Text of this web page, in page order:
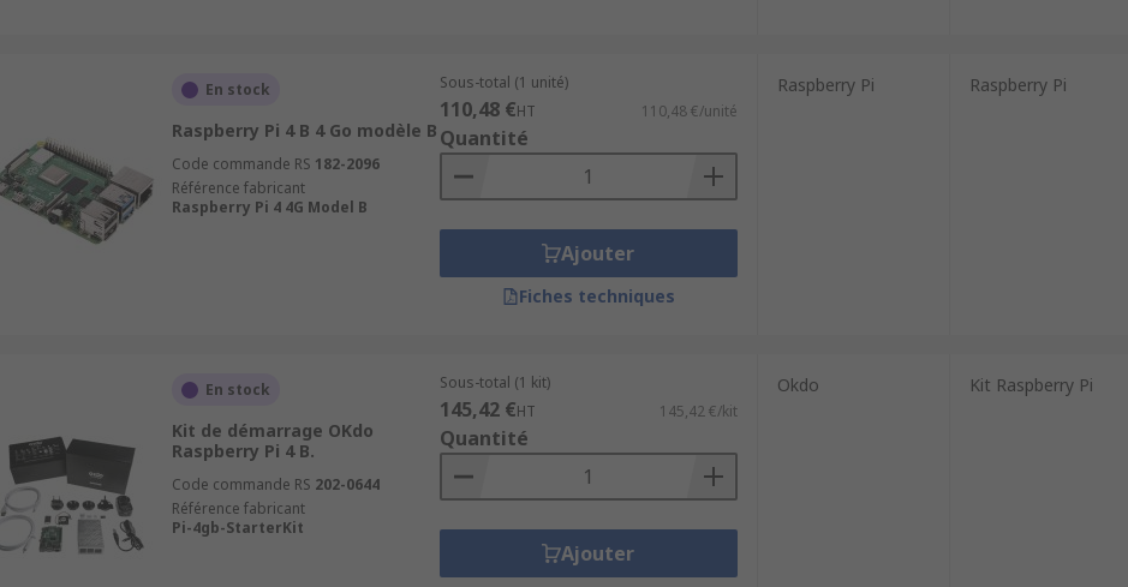
En stock
Raspberry Pi 4 B 4 Go modèle B
Code commande RS 182-2096
Référence fabricant
Raspberry Pi 4 4G Model B
Sous-total (1 unité)
110,48 €HT 110,48 €/unité
Quantité
Ajouter
Fiches techniques
Raspberry Pi Raspberry Pi
En stock
Kit de démarrage OKdo
Raspberry Pi 4 B.
Code commande RS 202-0644
Référence fabricant
Pi-4gb-StarterKit
Sous-total (1 kit)
145,42 €HT 145,42 €/kit
Quantité
Ajouter
Okdo Kit Raspberry Pi